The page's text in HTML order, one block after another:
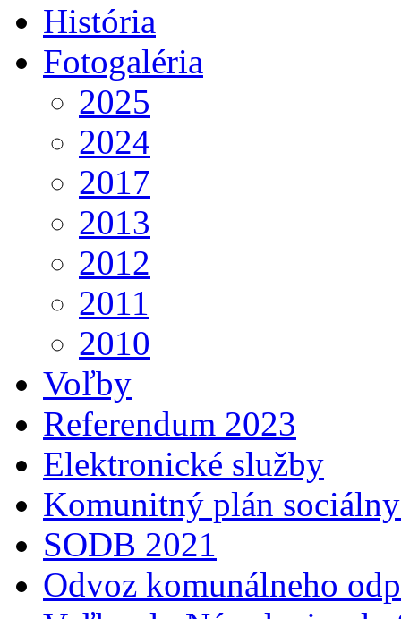
História
Fotogaléria
2025
2024
2017
2013
2012
2011
2010
Voľby
Referendum 2023
Elektronické služby
Komunitný plán
SODB 2021
Odvoz komunálneho